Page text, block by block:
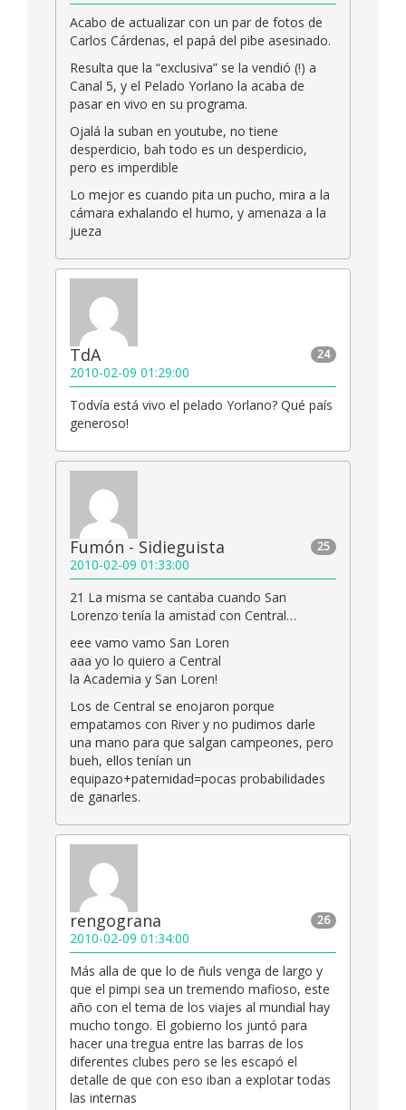
Acabo de actualizar con un par de fotos de
Carlos Cárdenas, el papá del pibe asesinado.
Resulta que la “exclusiva” se la vendió (!) a
Canal 5, y el Pelado Yorlano la acaba de
pasar en vivo en su programa.
Ojalá la suban en youtube, no tiene
desperdicio, bah todo es un desperdicio,
pero es imperdible
Lo mejor es cuando pita un pucho, mira a la
cámara exhalando el humo, y amenaza a la
jueza
24
TdA
2010-02-09 01:29:00
Todvía está vivo el pelado Yorlano? Qué país
generoso!
25
Fumón - Sidieguista
2010-02-09 01:33:00
21 La misma se cantaba cuando San
Lorenzo tenía la amistad con Central…
eee vamo vamo San Loren
aaa yo lo quiero a Central
la Academia y San Loren!
Los de Central se enojaron porque
empatamos con River y no pudimos darle
una mano para que salgan campeones, pero
bueh, ellos tenían un
equipazo+paternidad=pocas probabilidades
de ganarles.
26
rengograna
2010-02-09 01:34:00
Más alla de que lo de ñuls venga de largo y
que el pimpi sea un tremendo mafioso, este
año con el tema de los viajes al mundial hay
mucho tongo. El gobierno los juntó para
hacer una tregua entre las barras de los
diferentes clubes pero se les escapó el
detalle de que con eso iban a explotar todas
las internas